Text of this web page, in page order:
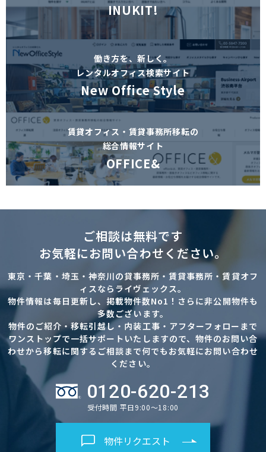
INUKIT!
働き方を、新しく。
レンタルオフィス検索サイト
New Office Style
賃貸オフィス・賃貸事務所移転の
総合情報サイト
OFFICE&
ご相談は無料です
お気軽にお問い合わせください。
東京・千葉・埼玉・神奈川の貸事務所・賃貸事務所・賃貸オフ
ィスならライヴェックス。
物件情報は毎日更新し、掲載物件数No1！さらに非公開物件も
多数ございます。
物件のご紹介・移転引越し・内装工事・アフターフォローまで
ワンストップで一括サポートいたしますので、物件のお問い合
わせから移転に関するご相談まで何でもお気軽にお問い合わせ
ください。
0120-620-213
受付時間 平日9:00～18:00
物件リクエスト